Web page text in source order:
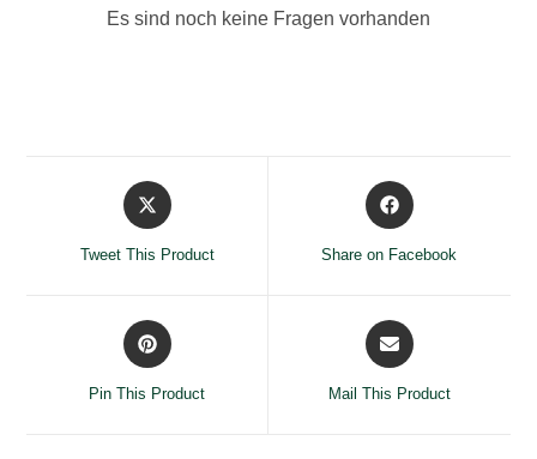
Es sind noch keine Fragen vorhanden
Opens
in
Tweet This Product
Opens
in
Share on Facebook
Opens
in
Pin This Product
Opens
in
Mail This Product